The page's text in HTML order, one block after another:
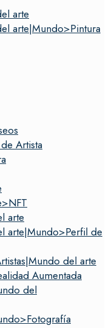
arte
arte|Mundo>Pintura
Artista
arte
arte|Mundo>Perfil de
del arte
Aumentada
del